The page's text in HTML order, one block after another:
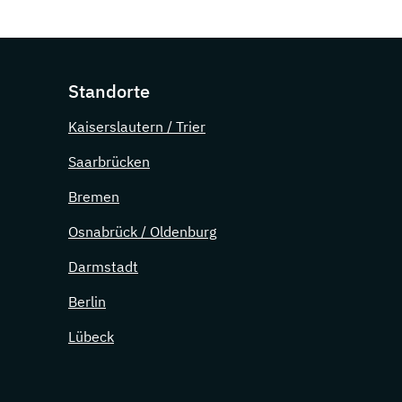
Standorte
Kaiserslautern / Trier
Saarbrücken
Bremen
Osnabrück / Oldenburg
Darmstadt
Berlin
Lübeck